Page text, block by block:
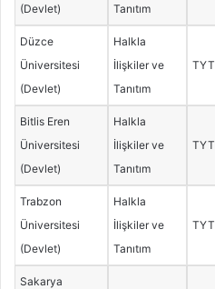
(Devlet)
Tanıtım
Düzce
Üniversitesi
(Devlet)
Halkla
İlişkiler ve
Tanıtım
TYT
Bitlis Eren
Üniversitesi
(Devlet)
Halkla
İlişkiler ve
Tanıtım
TYT
Trabzon
Üniversitesi
(Devlet)
Halkla
İlişkiler ve
Tanıtım
TYT
Sakarya